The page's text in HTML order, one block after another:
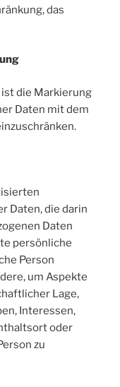
das
die Markierung
Daten mit dem
Daten, die darin
Daten
persönliche
Person
um Aspekte
Lage,
Interessen,
oder
zu